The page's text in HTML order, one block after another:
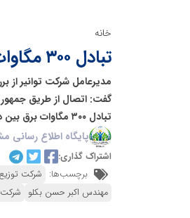
خانه
تبادل ۳۰۰ مگاوات برق از مسیر آذربایجان عملیاتی است
مدیرعامل شرکت توانیر از
گفت: اتصال از طریق
تبادل ۳۰۰ مگاوات برق بین دو کشور را فراهم کند.
پایگاه اطلاع رسانی
اشتراک گذاری:
برچسب‌ها:
شرکت
مهندس اکبر حسن بکلو شرکت